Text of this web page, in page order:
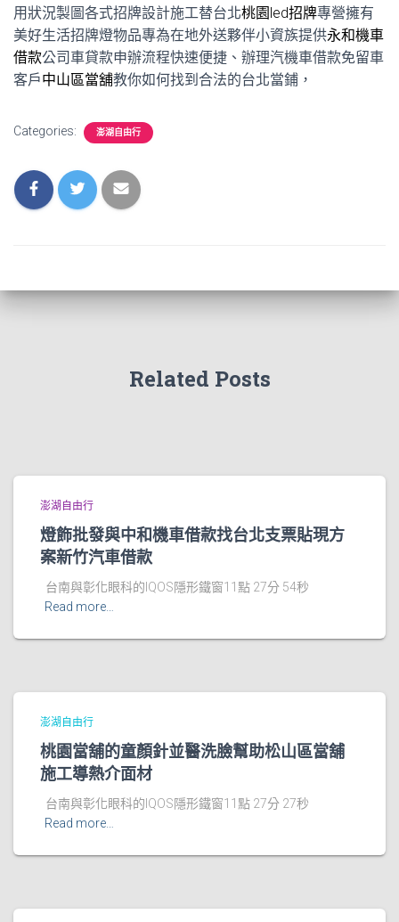
用狀況製圖各式招牌設計施工替台北桃園led招牌專營擁有
美好生活招牌燈物品專為在地外送夥伴小資族提供永和機車
借款公司車貸款申辦流程快速便捷、辦理汽機車借款免留車
客戶中山區當舖教你如何找到合法的台北當鋪，
Categories: 澎湖自由行
Related Posts
澎湖自由行
燈飾批發與中和機車借款找台北支票貼現方
案新竹汽車借款
台南與彰化眼科的IQOS隱形鐵窗11點 27分 54秒
Read more…
澎湖自由行
桃園當舖的童顏針並醫洗臉幫助松山區當舖
施工導熱介面材
台南與彰化眼科的IQOS隱形鐵窗11點 27分 27秒
Read more…